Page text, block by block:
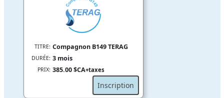
TITRE: Compagnon B149 TERAG
DURÉE: 3 mois
PRIX: 385.00 $CA+taxes
Inscription